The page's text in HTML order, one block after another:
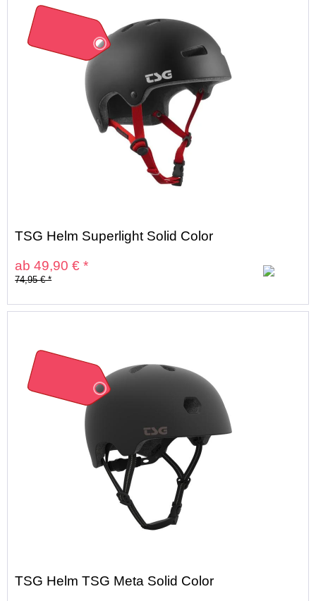
TSG Helm Superlight Solid Color
ab 49,90 € *
74,95 € *
TSG Helm TSG Meta Solid Color